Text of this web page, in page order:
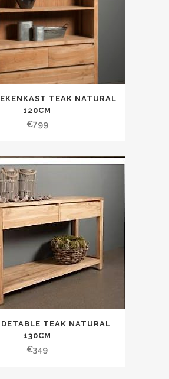
TEAK NATURAL
120CM
€799
TEAK NATURAL
130CM
€349